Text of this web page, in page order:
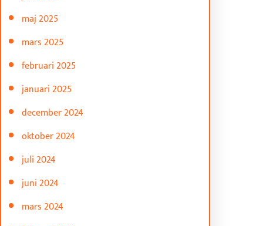
maj 2025
mars 2025
februari 2025
januari 2025
december 2024
oktober 2024
juli 2024
juni 2024
mars 2024